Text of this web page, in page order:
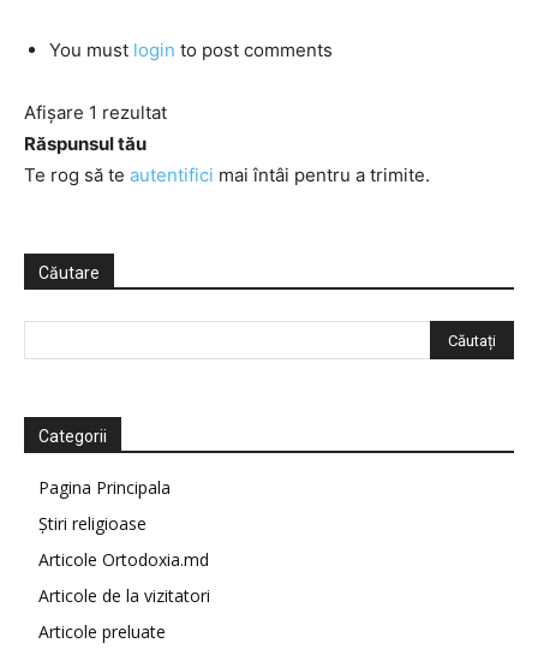
You must login to post comments
Afișare 1 rezultat
Răspunsul tău
Te rog să te autentifici mai întâi pentru a trimite.
Căutare
Categorii
Pagina Principala
Știri religioase
Articole Ortodoxia.md
Articole de la vizitatori
Articole preluate